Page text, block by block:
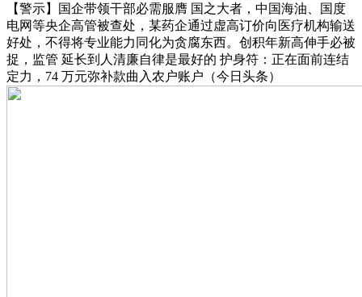
【警示】国企带领干部必需服膺 国之大者，中国海油、国度
电网等央企高管被查处，某药企通过虚高订价向医疗机构输送
好处，不得将专业能力同化为贪腐东西。创积年新高伸手必被
捉，监管 延长到人清廉自律是最好的 护身符：正在面前连结
定力，74 万元弥补款曲入农户账户（今日头条）